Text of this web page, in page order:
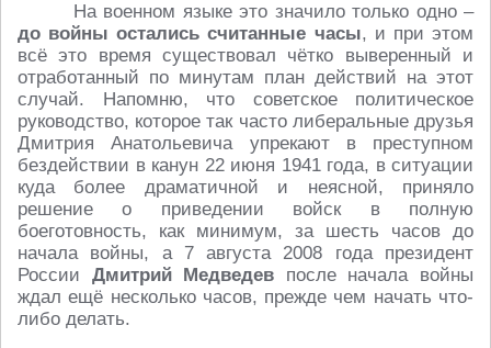
На военном языке это значило только одно –
до войны остались считанные часы, и при этом
всё это время существовал чётко выверенный и
отработанный по минутам план действий на этот
случай. Напомню, что советское политическое
руководство, которое так часто либеральные друзья
Дмитрия Анатольевича упрекают в преступном
бездействии в канун 22 июня 1941 года, в ситуации
куда более драматичной и неясной, приняло
решение о приведении войск в полную
боеготовность, как минимум, за шесть часов до
начала войны, а 7 августа 2008 года президент
России Дмитрий Медведев после начала войны
ждал ещё несколько часов, прежде чем начать что-
либо делать.